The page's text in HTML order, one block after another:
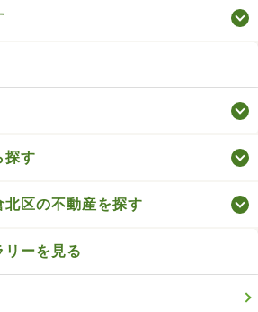
探す
区の不動産を探す
リーを見る